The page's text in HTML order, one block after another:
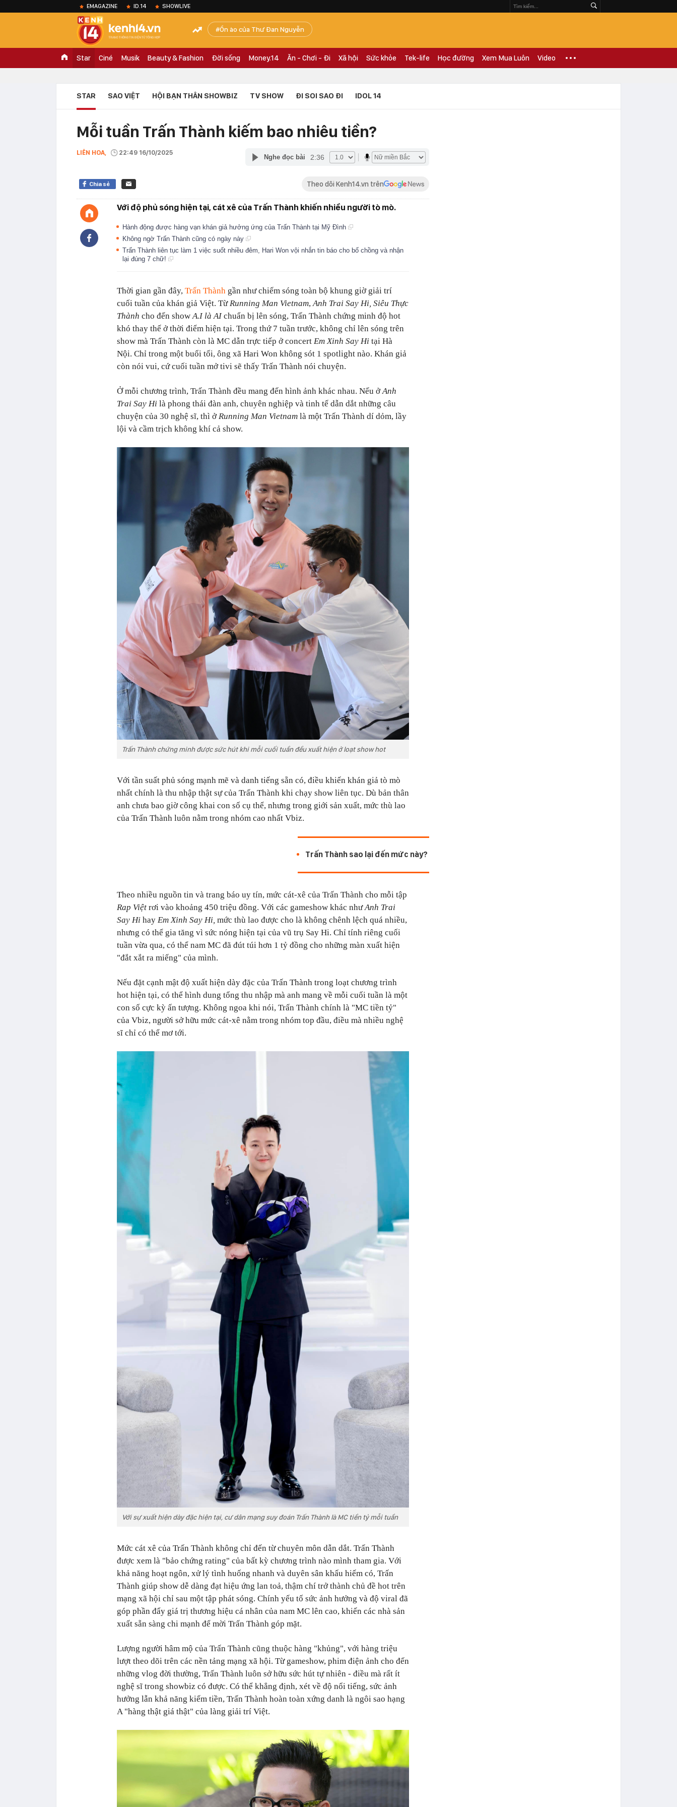
EMAGAZINE ID.14 SHOWLIVE
Ồn ào của Thư Đan Nguyễn
Star Ciné Musik Beauty & Fashion Đời sống Money.14 Ăn - Chơi - Đi Xã hội Sức khỏe Tek-life Học đường Xem Mua Luôn Video
STAR SAO VIỆT HỘI BẠN THÂN SHOWBIZ TV SHOW ĐI SOI SAO ĐI IDOL 14
Mỗi tuần Trấn Thành kiếm bao nhiêu tiền?
LIÊN HOA, 22:49 16/10/2025
Nghe đọc bài 2:36
Chia sẻ Theo dõi Kenh14.vn trên
Với độ phủ sóng hiện tại, cát xê của Trấn Thành khiến nhiều người tò mò.
Hành động được hàng vạn khán giả hưởng ứng của Trấn Thành tại Mỹ Đình
Không ngờ Trấn Thành cũng có ngày này
Trấn Thành liên tục làm 1 việc suốt nhiều đêm, Hari Won vội nhắn tin báo cho bố chồng và nhận
lại đúng 7 chữ!
Thời gian gần đây, Trấn Thành gần như chiếm sóng toàn bộ khung giờ giải trí
cuối tuần của khán giả Việt. TừRunning Man Vietnam,Anh Trai Say Hi, Siêu Thực
Thành cho đến showA.I là AIchuẩn bị lên sóng, Trấn Thành chứng minh độ hot
khó thay thế ở thời điểm hiện tại. Trong thứ 7 tuần trước, không chỉ lên sóng trên
show mà Trấn Thành còn là MC dẫn trực tiếp ở concert Em Xinh Say Hi tại Hà
Nội. Chỉ trong một buổi tối, ông xã Hari Won không sót 1 spotlight nào. Khán giả
còn nói vui, cứ cuối tuần mở tivi sẽ thấy Trấn Thành nói chuyện.
Ở mỗi chương trình, Trấn Thành đều mang đến hình ảnh khác nhau. Nếu ởAnh
Trai Say Hi là phong thái đàn anh, chuyên nghiệp và tinh tế dẫn dắt những câu
chuyện của 30 nghệ sĩ, thì ởRunning Man Vietnam là một Trấn Thành dí dỏm, lầy
lội và cầm trịch không khí cả show.
Trấn Thành chứng minh được sức hút khi mỗi cuối tuần đều xuất hiện ở loạt show hot
Với tần suất phủ sóng mạnh mẽ và danh tiếng sẵn có, điều khiến khán giả tò mò
nhất chính là thu nhập thật sự của Trấn Thành khi chạy show liên tục. Dù bản thân
anh chưa bao giờ công khai con số cụ thể, nhưng trong giới sản xuất, mức thù lao
của Trấn Thành luôn nằm trong nhóm cao nhất Vbiz.
Trấn Thành sao lại đến mức này?
Theo nhiều nguồn tin và trang báo uy tín, mức cát-xê của Trấn Thành cho mỗi tập
Rap Việt rơi vào khoảng 450 triệu đồng. Với các gameshow khác nhưAnh Trai
Say Hi hay Em Xinh Say Hi, mức thù lao được cho là không chênh lệch quá nhiều,
nhưng có thể gia tăng vì sức nóng hiện tại của vũ trụ Say Hi. Chỉ tính riêng cuối
tuần vừa qua, có thể nam MC đã đút túi hơn 1 tỷ đồng cho những màn xuất hiện
"đắt xắt ra miếng" của mình.
Nếu đặt cạnh mật độ xuất hiện dày đặc của Trấn Thành trong loạt chương trình
hot hiện tại, có thể hình dung tổng thu nhập mà anh mang về mỗi cuối tuần là một
con số cực kỳ ấn tượng. Không ngoa khi nói, Trấn Thành chính là "MC tiền tỷ"
của Vbiz, người sở hữu mức cát-xê nằm trong nhóm top đầu, điều mà nhiều nghệ
sĩ chỉ có thể mơ tới.
Với sự xuất hiện dày đặc hiện tại, cư dân mạng suy đoán Trấn Thành là MC tiền tỷ mỗi tuần
Mức cát xê của Trấn Thành không chỉ đến từ chuyên môn dẫn dắt. Trấn Thành
được xem là "bảo chứng rating" của bất kỳ chương trình nào mình tham gia. Với
khả năng hoạt ngôn, xử lý tình huống nhanh và duyên sân khấu hiếm có, Trấn
Thành giúp show dễ dàng đạt hiệu ứng lan toả, thậm chí trở thành chủ đề hot trên
mạng xã hội chỉ sau một tập phát sóng. Chính yếu tố sức ảnh hưởng và độ viral đã
góp phần đẩy giá trị thương hiệu cá nhân của nam MC lên cao, khiến các nhà sản
xuất sẵn sàng chi mạnh để mời Trấn Thành góp mặt.
Lượng người hâm mộ của Trấn Thành cũng thuộc hàng "khủng", với hàng triệu
lượt theo dõi trên các nền tảng mạng xã hội. Từ gameshow, phim điện ảnh cho đến
những vlog đời thường, Trấn Thành luôn sở hữu sức hút tự nhiên - điều mà rất ít
nghệ sĩ trong showbiz có được. Có thể khẳng định, xét về độ nổi tiếng, sức ảnh
hưởng lẫn khả năng kiếm tiền, Trấn Thành hoàn toàn xứng danh là ngôi sao hạng
A "hàng thật giá thật" của làng giải trí Việt.